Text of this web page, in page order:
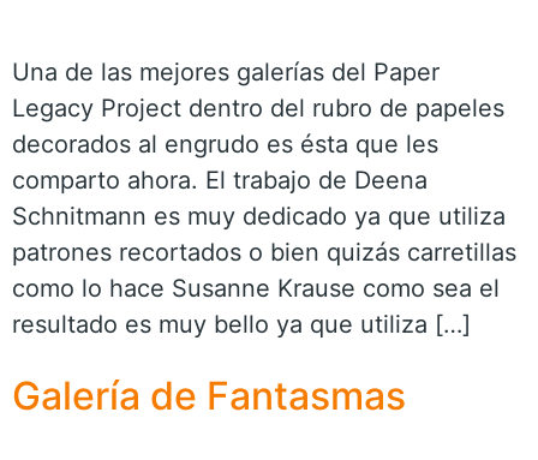
Una de las mejores galerías del Paper
Legacy Project dentro del rubro de papeles
decorados al engrudo es ésta que les
comparto ahora. El trabajo de Deena
Schnitmann es muy dedicado ya que utiliza
patrones recortados o bien quizás carretillas
como lo hace Susanne Krause como sea el
resultado es muy bello ya que utiliza […]
Galería de Fantasmas